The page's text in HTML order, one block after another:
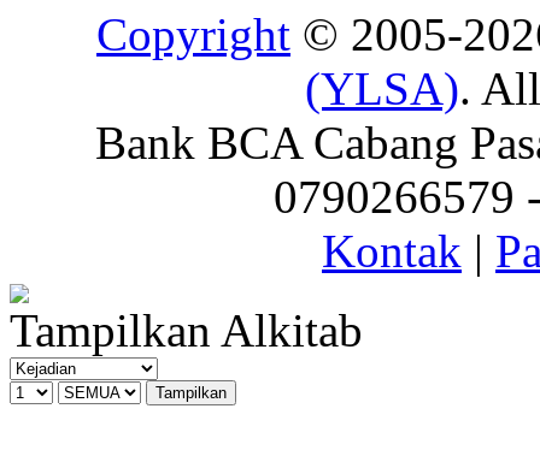
Copyright © 2005-
(YLSA).
Bank BCA Cabang
0790266579
Kontak |
Tampilkan Alkitab